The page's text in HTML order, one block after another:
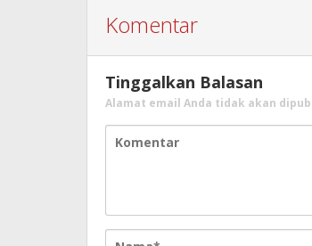
Komentar
Tinggalkan Balasan
Alamat email Anda tidak akan